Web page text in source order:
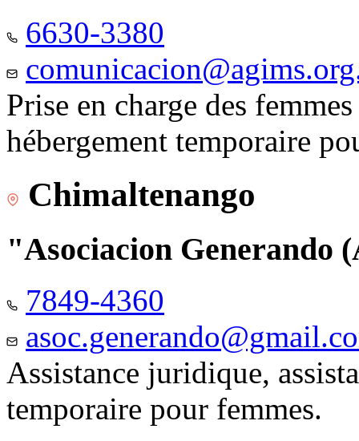
6630-3380
Prise en charge des
hébergement temporaire
Chimaltenango
"Asociacion Generando
7849-4360
Assistance juridique,
temporaire pour femmes.